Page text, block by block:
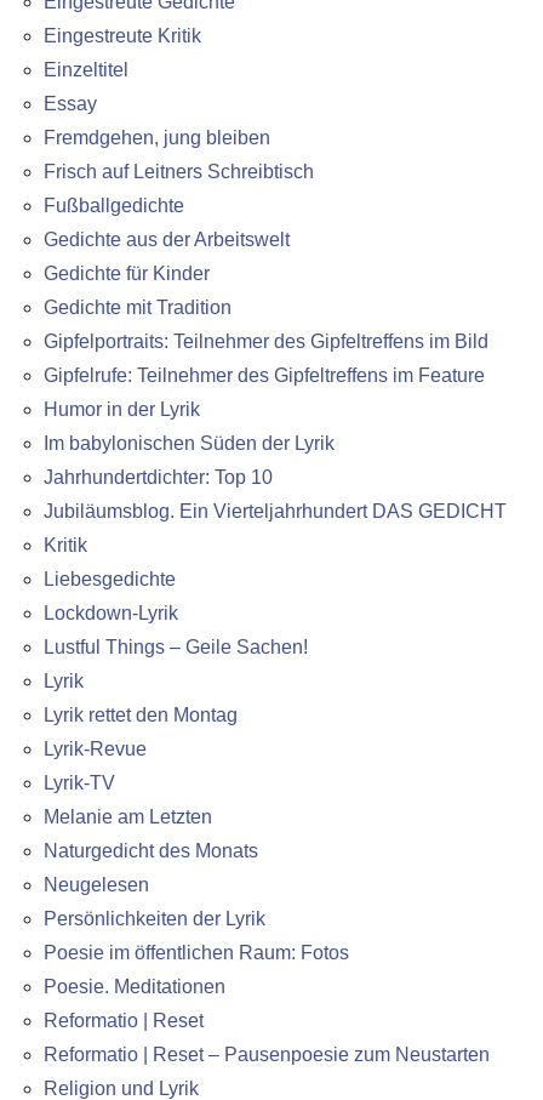
Eingestreute Kritik
Einzeltitel
Essay
Fremdgehen, jung bleiben
Frisch auf Leitners Schreibtisch
Fußballgedichte
Gedichte aus der Arbeitswelt
Gedichte für Kinder
Gedichte mit Tradition
Gipfelportraits: Teilnehmer des Gipfeltreffens im Bild
Gipfelrufe: Teilnehmer des Gipfeltreffens im Feature
Humor in der Lyrik
Im babylonischen Süden der Lyrik
Jahrhundertdichter: Top 10
Jubiläumsblog. Ein Vierteljahrhundert DAS GEDICHT
Kritik
Liebesgedichte
Lockdown-Lyrik
Lustful Things – Geile Sachen!
Lyrik
Lyrik rettet den Montag
Lyrik-Revue
Lyrik-TV
Melanie am Letzten
Naturgedicht des Monats
Neugelesen
Persönlichkeiten der Lyrik
Poesie im öffentlichen Raum: Fotos
Poesie. Meditationen
Reformatio | Reset
Reformatio | Reset – Pausenpoesie zum Neustarten
Religion und Lyrik